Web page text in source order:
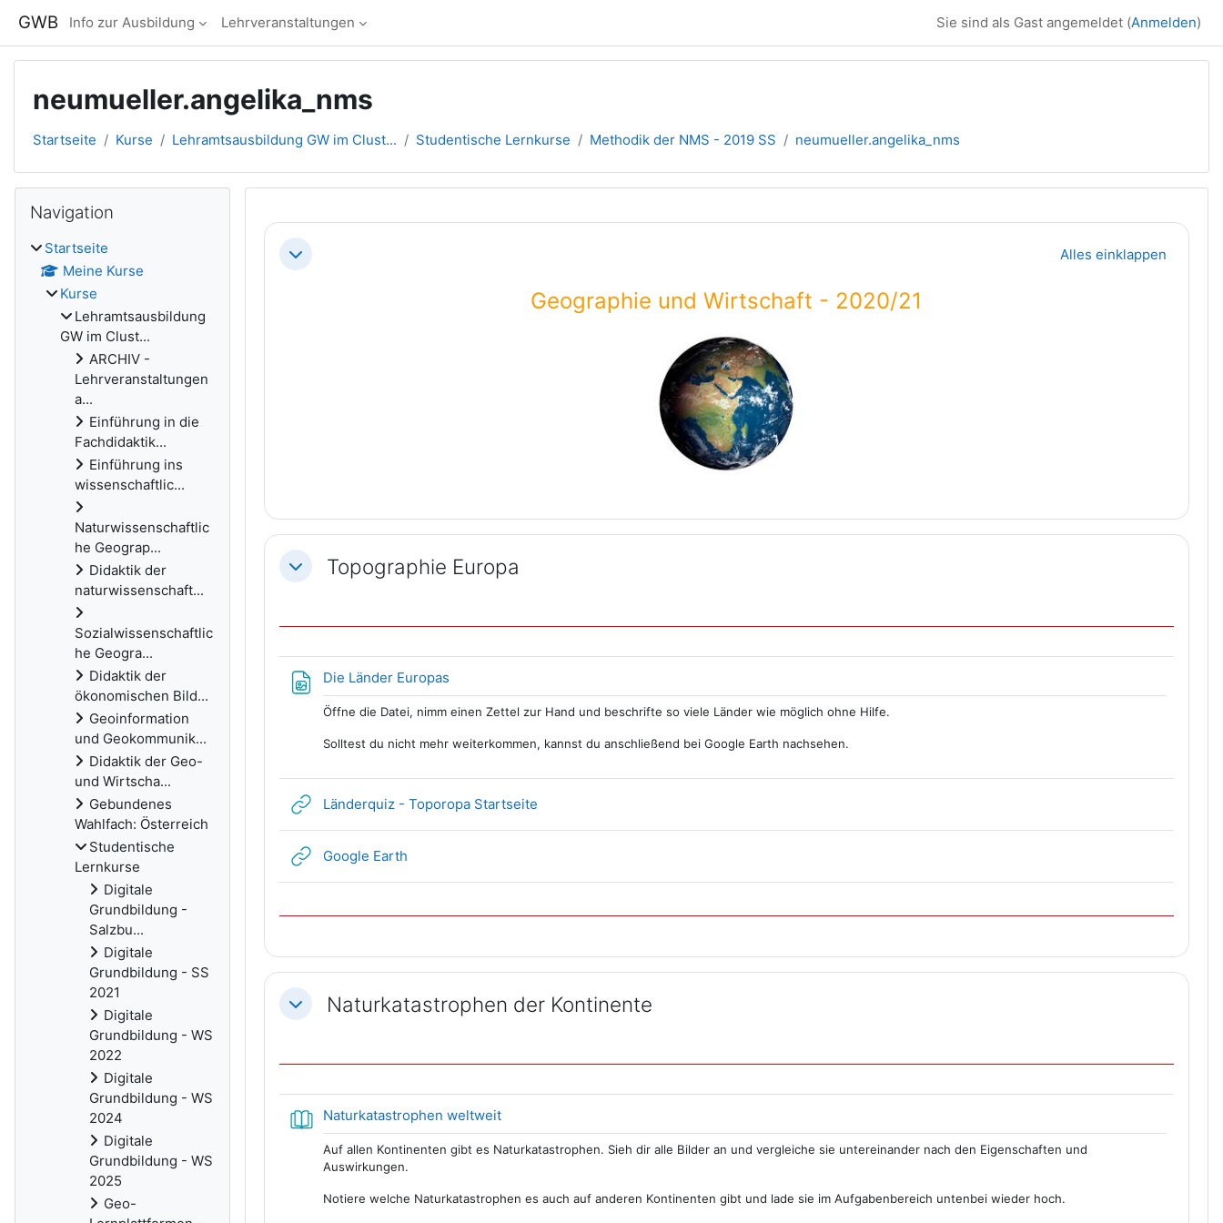
GWB Info zur Ausbildung Lehrveranstaltungen Sie sind als Gast angemeldet (Anmelden)
neumueller.angelika_nms
Startseite Kurse Lehramtsausbildung GW im Clust... Studentische Lernkurse Methodik der NMS - 2019 SS neumueller.angelika_nms
Abschnittsübersicht
Einklappen Alles einklappen
Geographie und Wirtschaft - 2020/21
EinklappenTopographie Europa
Die Länder Europas
Öffne die Datei, nimm einen Zettel zur Hand und beschrifte so viele Länder wie möglich ohne Hilfe.
Solltest du nicht mehr weiterkommen, kannst du anschließend bei Google Earth nachsehen.
Länderquiz - Toporopa StartseiteLink/URL
Google EarthLink/URL
EinklappenNaturkatastrophen der Kontinente
Naturkatastrophen weltweitBuch
Auf allen Kontinenten gibt es Naturkatastrophen. Sieh dir alle Bilder an und vergleiche sie untereinander nach den Eigenschaften und
Auswirkungen.
Notiere welche Naturkatastrophen es auch auf anderen Kontinenten gibt und lade sie im Aufgabenbereich untenbei wieder hoch.
Blöcke
Navigation
Startseite
Meine Kurse
Kurse
Lehramtsausbildung
GW im Clust...
ARCHIV -
Lehrveranstaltungen
a...
Einführung in die
Fachdidaktik...
Einführung ins
wissenschaftlic...
Naturwissenschaftlic
he Geograp...
Didaktik der
naturwissenschaft...
Sozialwissenschaftlic
he Geogra...
Didaktik der
ökonomischen Bild...
Geoinformation
und Geokommunik...
Didaktik der Geo-
und Wirtscha...
Gebundenes
Wahlfach: Österreich
Studentische
Lernkurse
Digitale
Grundbildung -
Salzbu...
Digitale
Grundbildung - SS
2021
Digitale
Grundbildung - WS
2022
Digitale
Grundbildung - WS
2024
Digitale
Grundbildung - WS
2025
Geo-